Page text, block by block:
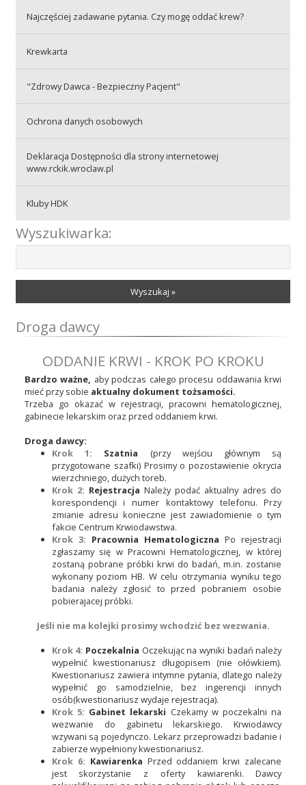
BIP
Najczęściej zadawane pytania. Czy mogę oddać krew?
Krewkarta
"Zdrowy Dawca - Bezpieczny Pacjent"
Ochrona danych osobowych
Deklaracja Dostępności dla strony internetowej
www.rckik.wroclaw.pl
Kluby HDK
Wyszukiwarka:
Wyszukaj »
Droga dawcy
ODDANIE KRWI - KROK PO KROKU
Bardzo ważne, aby podczas całego procesu oddawania krwi
mieć przy sobie aktualny dokument tożsamości.
Trzeba go okazać w rejestracji, pracowni hematologicznej,
gabinecie lekarskim oraz przed oddaniem krwi.
Droga dawcy:
Krok 1:
Szatnia (przy wejściu głównym są
przygotowane szafki) Prosimy o pozostawienie okrycia
wierzchniego, dużych toreb.
Krok 2: Rejestracja Należy podać aktualny adres do
korespondencji i numer kontaktowy telefonu. Przy
zmianie adresu konieczne jest zawiadomienie o tym
fakcie Centrum Krwiodawstwa.
Krok 3: Pracownia Hematologiczna Po rejestracji
zgłaszamy się w Pracowni Hematologicznej, w której
zostaną pobrane próbki krwi do badań, m.in. zostanie
wykonany poziom HB. W celu otrzymania wyniku tego
badania należy zgłosić to przed pobraniem osobie
pobierajacej próbki.
Jeśli nie ma kolejki prosimy wchodzić bez wezwania.
Krok 4: Poczekalnia Oczekując na wyniki badań należy
wypełnić kwestionariusz długopisem (nie ołówkiem).
Kwestionariusz zawiera intymne pytania, dlatego należy
wypełnić go samodzielnie, bez ingerencji innych
osób(kwestionariusz wydaje rejestracja).
Krok 5: Gabinet lekarski Czekamy w poczekalni na
wezwanie do gabinetu lekarskiego. Krwiodawcy
wzywani są pojedynczo. Lekarz przeprowadzi badanie i
zabierze wypełniony kwestionariusz.
Krok 6: Kawiarenka Przed oddaniem krwi zalecane
jest skorzystanie z oferty kawiarenki. Dawcy